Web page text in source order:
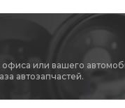
или вашего
автозапчастей.